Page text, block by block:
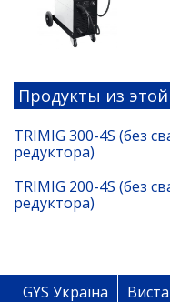
Продукты из
TRIMIG 300-4S (без
редуктора)
TRIMIG 200-4S (без
редуктора)
GYS Україна